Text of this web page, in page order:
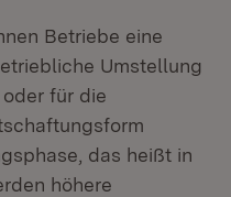
Betriebe eine
Umstellung
für die
das heißt in
höhere